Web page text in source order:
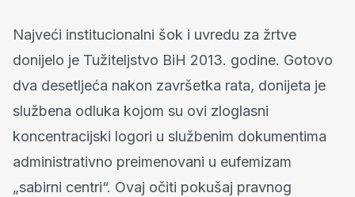
Najveći institucionalni šok i uvredu za žrtve
donijelo je Tužiteljstvo BiH 2013. godine. Gotovo
dva desetljeća nakon završetka rata, donijeta je
službena odluka kojom su ovi zloglasni
koncentracijski logori u službenim dokumentima
administrativno preimenovani u eufemizam
„sabirni centri“. Ovaj očiti pokušaj pravnog